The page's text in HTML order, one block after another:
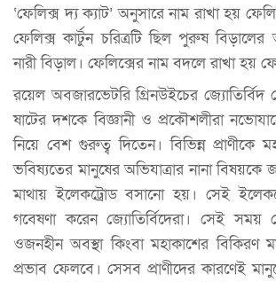
‘ফেলিক্স দ্য ক্যাট’ অনুসারে নাম রাখা হয়
ফেলিক্স কার্টুন চরিত্রটি ছিল পুরুষ
নারী বিড়াল। ফেলিক্সের নাম বদলে রাখা হয়
রয়েল অবজারভেটরি গ্রিনউইচের জ্যোতির্বিদ
ষাটের দশকে বিজ্ঞানী ও প্রকৌশলীরা
নিয়ে বেশ গুরুত্ব দিতেন। বিভিন্ন প্রাণীকে
ভবিষ্যতের মানুষের অভিযাত্রার নানা বিষয়কে
মাথায় ইলেকট্রোড বসানো হয়। সেই
গবেষণা করেন জ্যোতির্বিদেরা। সেই সময়
ওজনহীন অবস্থা কিংবা মহাকাশের বিকিরণ
প্রভাব ফেলবে। সেসব প্রাণীদের কারণেই